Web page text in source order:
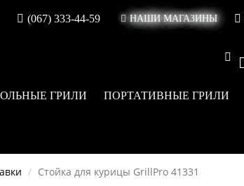
(067) 333-44-59 НАШИ МАГАЗИНЫ
ГРИЛИ ПОРТАТИВНЫЕ ГРИЛИ
Стойка для курицы GrillPro 41331